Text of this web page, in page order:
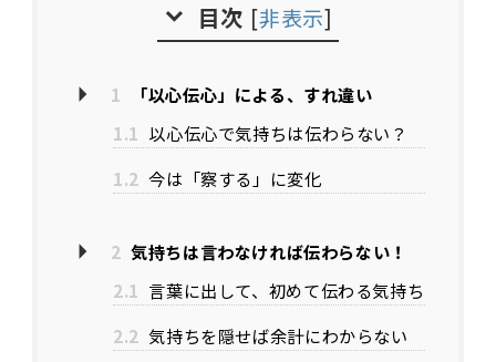
目次 [非表示]
1
「以心伝心」による、すれ違い
1.1 以心伝心で気持ちは伝わらない？
1.2 今は「察する」に変化
2 気持ちは言わなければ伝わらない！
2.1 言葉に出して、初めて伝わる気持ち
2.2 気持ちを隠せば余計にわからない